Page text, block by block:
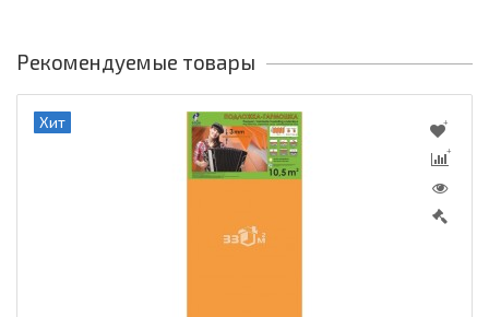
Рекомендуемые товары
Хит